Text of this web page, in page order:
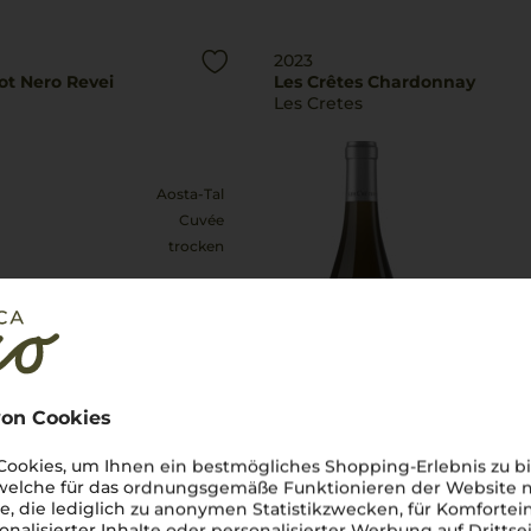
Cookies
um Ihnen ein bestmögliches Shopping-Erlebnis zu
für das ordnungsgemäße Funktionieren der Website
die lediglich zu anonymen Statistikzwecken, für
Nero Revei
Aosta-Tal
Cuvée
trocken
2023
Les Crêtes Chardonnay
Les Cretes
2020